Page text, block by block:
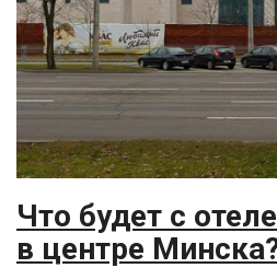
Что будет с
в центре